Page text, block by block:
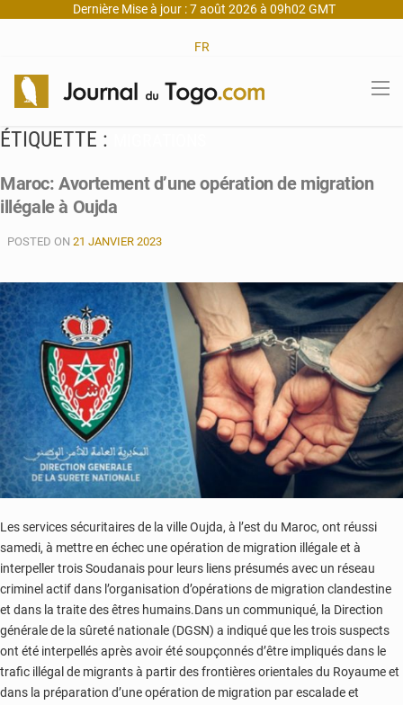
Dernière Mise à jour : 7 août 2026 à 09h02 GMT
FR
ÉTIQUETTE :
Maroc: Avortement d’une opération de migration
illégale à Oujda
POSTED ON 21 JANVIER 2023
Les services sécuritaires de la ville Oujda, à l’est du Maroc, ont réussi
samedi, à mettre en échec une opération de migration illégale et à
interpeller trois Soudanais pour leurs liens présumés avec un réseau
criminel actif dans l’organisation d’opérations de migration clandestine
et dans la traite des êtres humains.Dans un communiqué, la Direction
générale de la sûreté nationale (DGSN) a indiqué que les trois suspects
ont été interpellés après avoir été soupçonnés d’être impliqués dans le
trafic illégal de migrants à partir des frontières orientales du Royaume et
dans la préparation d’une opération de migration par escalade et